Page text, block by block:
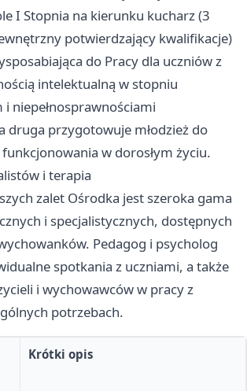
I Stopnia na kierunku kucharz (3
potwierdzający kwalifikacje)
do Pracy dla uczniów z
intelektualną w stopniu
niepełnosprawnościami
druga przygotowuje młodzież do
w dorosłym życiu.
i terapia
zalet Ośrodka jest szeroka gama
i specjalistycznych, dostępnych
Pedagog i psycholog
spotkania z uczniami, a także
i wychowawców w pracy z
potrzebach.
Krótki opis